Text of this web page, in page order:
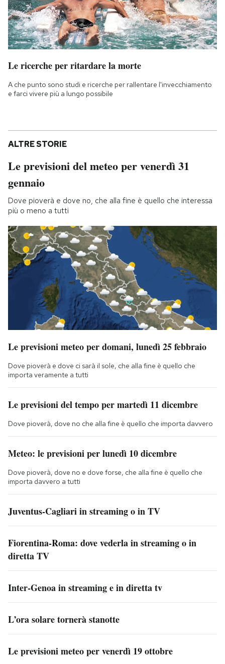
Le ricerche per ritardare la morte
A che punto sono studi e ricerche per rallentare l'invecchiamento
e farci vivere più a lungo possibile
ALTRE STORIE
Le previsioni del meteo per venerdì 31
gennaio
Dove pioverà e dove no, che alla fine è quello che interessa
più o meno a tutti
Le previsioni meteo per domani, lunedì 25 febbraio
Dove pioverà e dove ci sarà il sole, che alla fine è quello che
importa veramente a tutti
Le previsioni del tempo per martedì 11 dicembre
Dove pioverà, dove no che alla fine è quello che importa davvero
Meteo: le previsioni per lunedì 10 dicembre
Dove pioverà, dove no e dove forse, che alla fine è quello che
importa davvero a tutti
Juventus-Cagliari in streaming o in TV
Fiorentina-Roma: dove vederla in streaming o in
diretta TV
Inter-Genoa in streaming e in diretta tv
L’ora solare tornerà stanotte
Le previsioni meteo per venerdì 19 ottobre